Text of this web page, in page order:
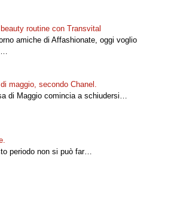
routine con Transvital
amiche di Affashionate, oggi voglio
maggio, secondo Chanel.
di Maggio comincia a schiudersi…
periodo non si può far…